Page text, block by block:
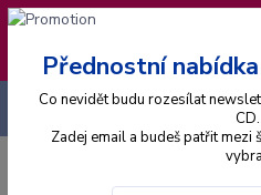
❣️ Od 4.8. do 13.8.
expedice
+420 725 736 293
Přednostní
Co nevidět budu rozesílat
CD.
Zadej email a budeš patřit mezi